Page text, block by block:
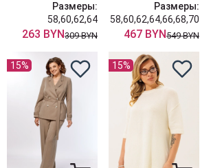
Размеры:
58,60,62,64
263 BYN309 BYN
Размеры:
58,60,62,64,66,68,70
467 BYN549 BYN
15% 15%